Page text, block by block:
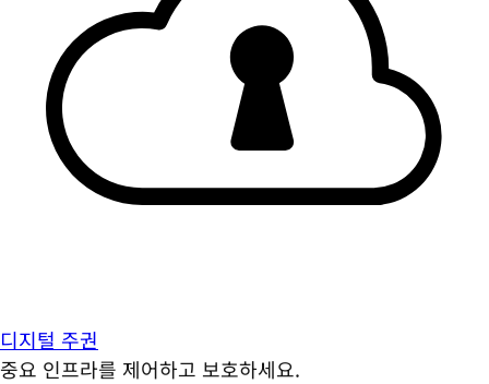
디지털 주권
중요 인프라를 제어하고 보호하세요.